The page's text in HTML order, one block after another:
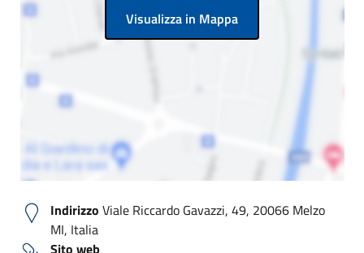
Visualizza in Mappa
Indirizzo Viale Riccardo Gavazzi, 49, 20066 Melzo
MI, Italia
Sito web